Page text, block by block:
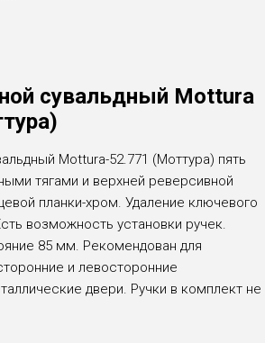
сувальдный Mottura
Mottura-52.771 (Моттура) пять
тягами и верхней реверсивной
планки-хром. Удаление ключевого
возможность установки ручек.
85 мм. Рекомендован для
и левосторонние
двери. Ручки в комплект не